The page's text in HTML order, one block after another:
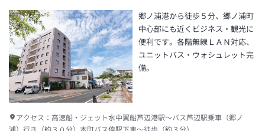
郷ノ浦港から徒歩５分、郷ノ浦町
中心部にも近くビジネス・観光に
便利です。各階無線ＬＡＮ対応、
ユニットバス・ウォシュレット完
備。
アクセス： 高速船・ジェット水中翼船芦辺港駅～バス芦辺駅乗車（郷ノ